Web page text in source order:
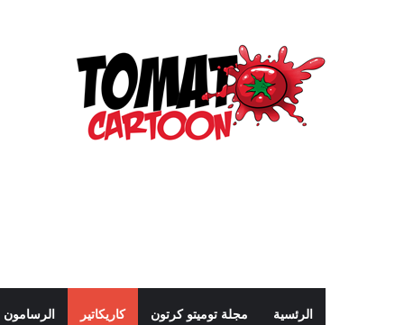
الرئسية مجلة توميتو كرتون كاريكاتير الرسامون